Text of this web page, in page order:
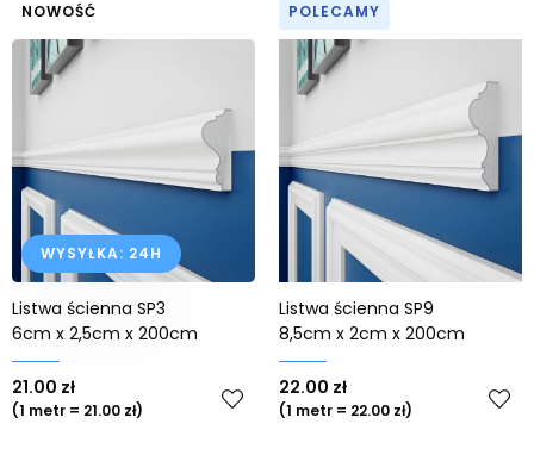
NOWOŚĆ
WYSYŁKA: 24H
Listwa ścienna SP3
6cm x 2,5cm x 200cm
21.00 zł
(1 metr = 21.00 zł)
POLECAMY
Listwa ścienna SP9
8,5cm x 2cm x 200cm
22.00 zł
(1 metr = 22.00 zł)